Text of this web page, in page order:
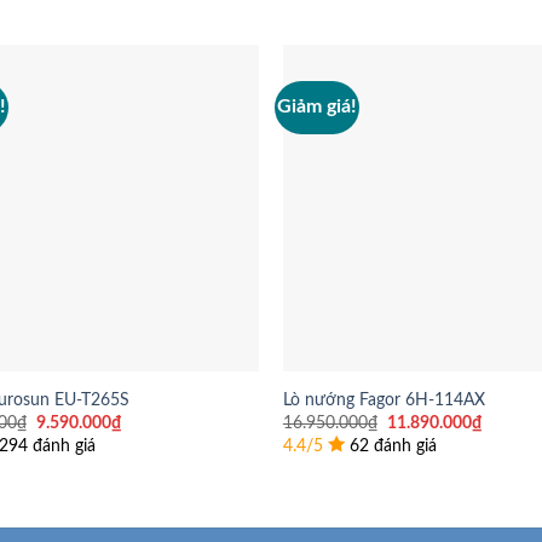
EU-T265S
₫ Giá
gốc
là:
9.590.000₫
294 đánh giá
Giảm giá!
Lò nướng Fagor 6H-114AX
16.950.000₫
Giá
gốc
là:
11.890.000₫
4.4/5 62 đánh giá